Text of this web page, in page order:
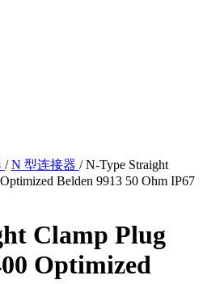
/ N 型连接器 / N-Type Straight
Belden 9913 50 Ohm IP67
Clamp Plug
Optimized